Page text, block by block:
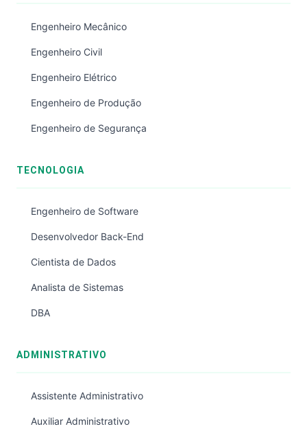
Engenheiro Mecânico
Engenheiro Civil
Engenheiro Elétrico
Engenheiro de Produção
Engenheiro de Segurança
TECNOLOGIA
Engenheiro de Software
Desenvolvedor Back-End
Cientista de Dados
Analista de Sistemas
DBA
ADMINISTRATIVO
Assistente Administrativo
Auxiliar Administrativo